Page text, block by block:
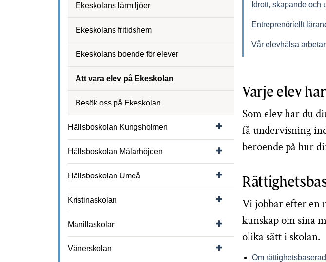
Ekeskolans lärmiljöer
Ekeskolans fritidshem
Ekeskolans boende för elever
Att vara elev på Ekeskolan
Besök oss på Ekeskolan
Hällsboskolan Kungsholmen
Visa/dölj undersidor till
Hällsboskolan Mälarhöjden
Visa/dölj undersidor till
Hällsboskolan Umeå
Visa/dölj undersidor till
Kristinaskolan
Visa/dölj undersidor till
Manillaskolan
Visa/dölj undersidor till
Vänerskolan
Visa/dölj undersidor till
Idrott, skapande och
Entreprenöriellt
Vår elevhälsa
Varje elev
Som elev har du
få undervisning
beroende på hur
Vi jobbar efter en
kunskap om sina
olika sätt i skolan.
Om